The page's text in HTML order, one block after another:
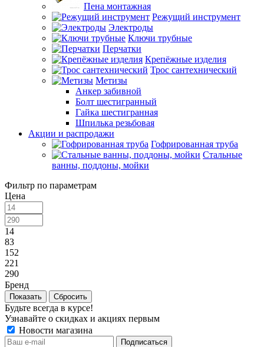
Пена монтажная
Режущий инструмент
Электроды
Ключи трубные
Перчатки
Крепёжные изделия
Трос сантехнический
Метизы
Анкер забивной
Болт шестигранный
Гайка шестигранная
Шпилька резьбовая
Акции и распродажи
Гофрированная труба
Стальные
ванны, поддоны, мойки
Фильтр по параметрам
Цена
14
83
152
221
290
Бренд
Сбросить
Будьте всегда в курсе!
Узнавайте о скидках и акциях первым
Новости магазина